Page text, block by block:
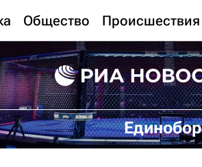
Общество Происшествия